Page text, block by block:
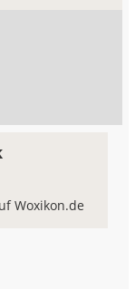
Woxikon.de